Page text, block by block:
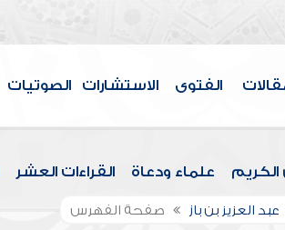
الفتوى الاستشارات الصوتيات
الكريم علماء ودعاة القراءات العشر
عبد العزيز بن باز صفحة الفهرس